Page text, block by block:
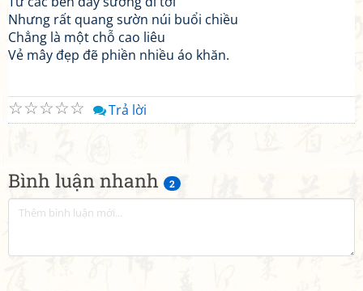
Bình luận nhanh 2
Nhưng rất quang sườn núi buổi chiều
Chẳng là một chỗ cao liêu
Vẻ mây đẹp đẽ phiền nhiều áo khăn.
☆
☆
☆
☆
☆ Trả lời